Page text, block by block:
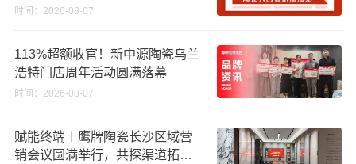
股份申请未通过；蒙娜丽莎5千万
破18亿元
时间：2026-08-07
113%超额收官！新中源陶瓷乌兰
浩特门店周年活动圆满落幕
时间：2026-08-07
赋能终端︱鹰牌陶瓷长沙区域营
销会议圆满举行，共探渠道拓展